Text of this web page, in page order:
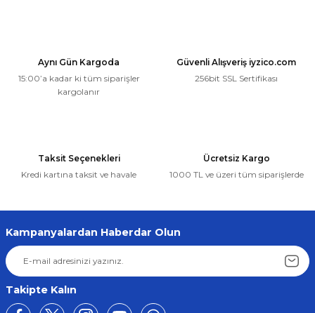
Ürün bilgilerinde hatalar bulunuyor.
Ürün fiyatı diğer sitelerden daha pahalı.
450,41 ₺
Fiat Fiorino, Peugeot Bipper, Citroen Nemo Ön Sol Cam Krikosu Tamir
427,89 ₺
Sepete Ekle
Fiat Doblo Punto Fiorino Palio Albea için Bagaj Kilit Tamir Parça 2000-
Aynı Gün Kargoda
15:00’a kadar ki tüm siparişler
kargolanır
Güvenli Alışveriş iyzico.com
256bit SSL Sertifikası
Taksit Seçenekleri
Kredi kartına taksit ve havale
Ücretsiz Kargo
1000 TL ve üzeri tüm siparişlerde
Kampanyalardan Haberdar Olun
Takipte Kalın